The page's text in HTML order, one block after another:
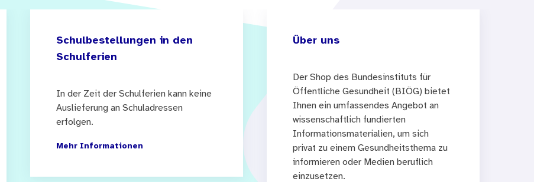
von Medikamenten reagieren.
„Arzneimittel“ in der Grundschule bietet den Kindern Gelegenheit, ihre
Erlebnisse darzustellen, auszutauschen, zu ordnen und zu deuten sowie zu
und Verhaltensmustern beim Umgang mit Medikamenten zu gelangen.
Unterrichtsbaukastens gestaltet. Diesem Gestaltungsprinzip folgend sind die
Konzept der Suchtprävention bezogen, um Kinder „stark zu machen“. Die
können sowohl zur Bearbeitung des Themas Naschen als auch zur
verwendet werden.
Schulbestellungen in den
Schulferien
In der Zeit der Schulferien kann keine
Auslieferung an Schuladressen
erfolgen.
Mehr Informationen
Über uns
Der Shop des Bundesinstituts für
Öffentliche Gesundheit (BIÖG) bietet
Ihnen ein umfassendes Angebot an
wissenschaftlich fundierten
Informationsmaterialien, um sich
privat zu einem Gesundheitsthema zu
informieren oder Medien beruflich
einzusetzen.